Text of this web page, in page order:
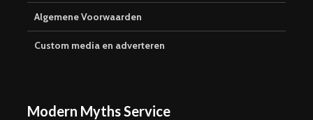
Algemene Voorwaarden
Custom media en adverteren
Modern Myths Service